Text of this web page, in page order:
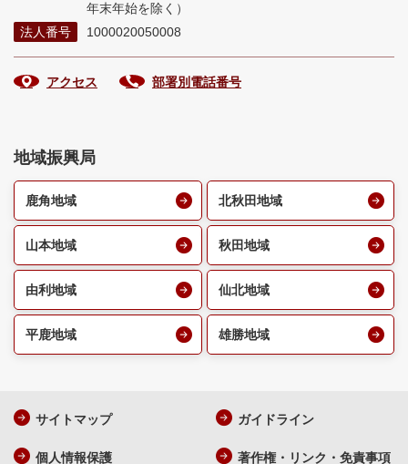
年末年始を除く）
法人番号
1000020050008
アクセス 部署別電話番号
地域振興局
鹿角地域 北秋田地域
山本地域 秋田地域
由利地域 仙北地域
平鹿地域 雄勝地域
サイトマップ ガイドライン
個人情報保護 著作権・リンク・免責事項